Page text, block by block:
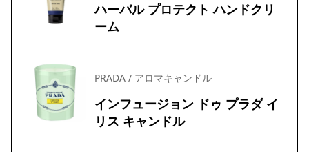
ハーバル プロテクト ハンドクリ
ーム
PRADA / アロマキャンドル
インフュージョン ドゥ プラダ イ
リス キャンドル